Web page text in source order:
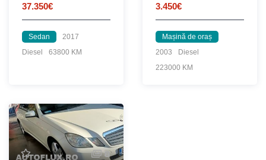
37.350€
Sedan
2017
Diesel
63800 KM
3.450€
Mașină de oraș
2003
Diesel
223000 KM
8